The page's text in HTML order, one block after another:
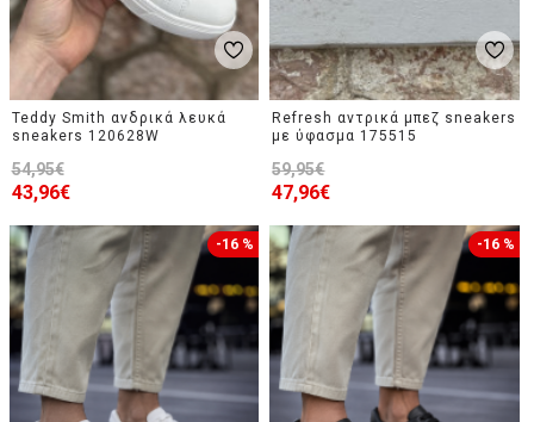
Teddy Smith ανδρικά λευκά
sneakers 120628W
43,96€
54,95€
Refresh αντρικά μπεζ sneakers
με ύφασμα 175515
47,96€
59,95€
-16 % -16 %